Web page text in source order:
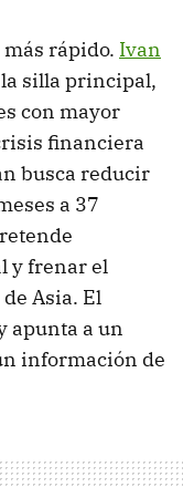
rápido. Ivan
la silla principal,
con mayor
financiera
busca reducir
a 37
y frenar el
Asia. El
apunta a un
información de